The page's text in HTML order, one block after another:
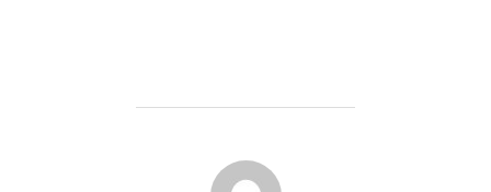
BERICHTAUTEUR